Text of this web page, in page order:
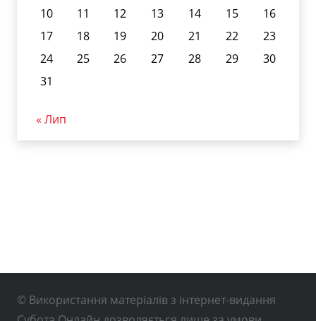
10
11 12 13 14 15
16
17
18 19 20 21 22
23
24
25 26 27 28 29
30
31
« Лип
© Використання матеріалів з інтернет-видання